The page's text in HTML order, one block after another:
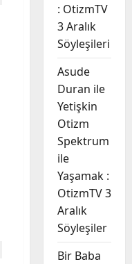
: OtizmTV
3 Aralık
Söyleşileri
Asude
Duran ile
Yetişkin
Otizm
Spektrum
ile
Yaşamak :
OtizmTV 3
Aralık
Söyleşiler
Bir Baba